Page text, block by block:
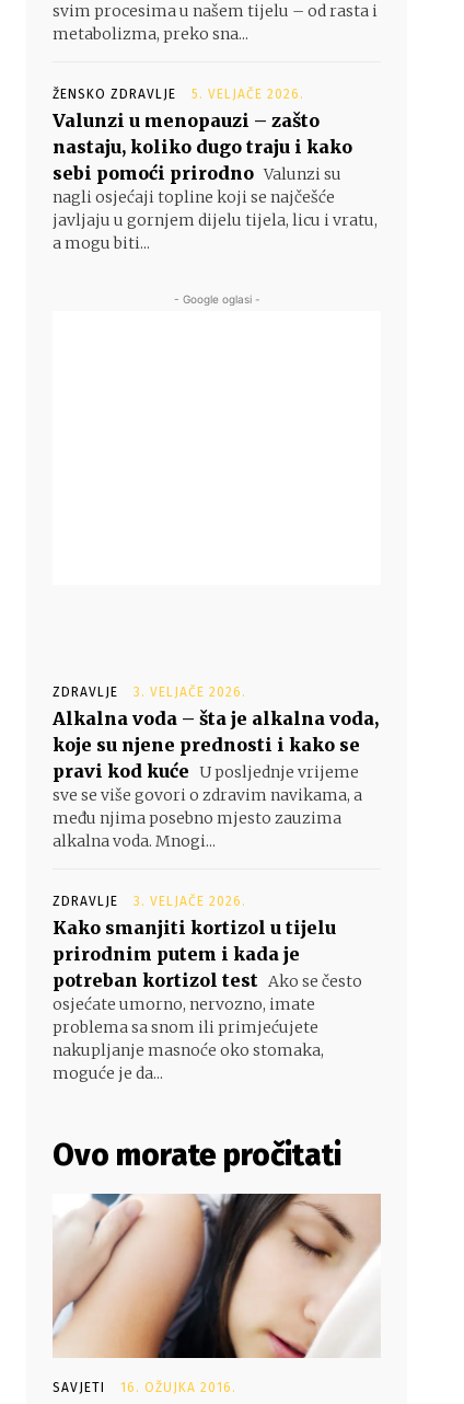
svim procesima u našem tijelu – od rasta i
metabolizma, preko sna...
ŽENSKO ZDRAVLJE 5. VELJAČE 2026.
Valunzi u menopauzi – zašto
nastaju, koliko dugo traju i kako
sebi pomoći prirodno Valunzi su
nagli osjećaji topline koji se najčešće
javljaju u gornjem dijelu tijela, licu i vratu,
a mogu biti...
- Google oglasi -
ZDRAVLJE 3. VELJAČE 2026.
Alkalna voda – šta je alkalna voda,
koje su njene prednosti i kako se
pravi kod kuće U posljednje vrijeme
sve se više govori o zdravim navikama, a
među njima posebno mjesto zauzima
alkalna voda. Mnogi...
ZDRAVLJE 3. VELJAČE 2026.
Kako smanjiti kortizol u tijelu
prirodnim putem i kada je
potreban kortizol test Ako se često
osjećate umorno, nervozno, imate
problema sa snom ili primjećujete
nakupljanje masnoće oko stomaka,
moguće je da...
Ovo morate pročitati
SAVJETI 16. OŽUJKA 2016.